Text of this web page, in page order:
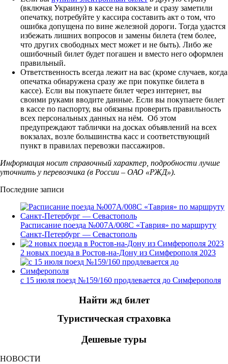
(включая Украину) в кассе на вокзале и сразу заметили
опечатку, потребуйте у кассира составить акт о том, что
ошибка допущена по вине железной дороги. Тогда удастся
избежать лишних вопросов и замены билета (тем более,
что других свободных мест может и не быть). Либо же
ошибочный билет будет погашен и вместо него оформлен
правильный.
Ответственность всегда лежит на вас (кроме случаев, когда
опечатка обнаружена сразу же при покупке билета в
кассе). Если вы покупаете билет через интернет, вы
своими руками вводите данные. Если вы покупаете билет
в кассе по паспорту, вы обязаны проверить правильность
всех персональных данных на нём. Об этом
предупреждают таблички на досках объявлений на всех
вокзалах, возле большинства касс и соответствующий
пункт в правилах перевозки пассажиров.
Информация носит справочный характер, подробности лучше
уточнить у перевозчика (в России – ОАО «РЖД»).
Последние записи
Расписание поезда №007А/008С «Таврия» по маршруту
Санкт-Петербург — Севастополь
2 новых поезда в Ростов-на-Дону из Симферополя 2023
с 15 июля поезд №159/160 продлевается до Симферополя
Найти жд билет
Туристическая страховка
Дешевые туры
НОВОСТИ